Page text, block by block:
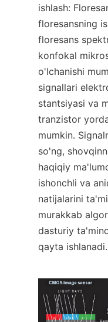
ishlash:
floresansning
floresans
konfokal
o'lchanishi
signallari
stantsiyasi va
tranzistor
mumkin.
so'ng,
haqiqiy
ishonchli va
natijalarini
murakkab
dasturiy
qayta ishlanadi.